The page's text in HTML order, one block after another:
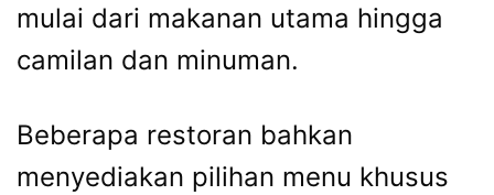
mulai dari makanan utama hingga
camilan dan minuman.
Beberapa restoran bahkan
menyediakan pilihan menu khusus